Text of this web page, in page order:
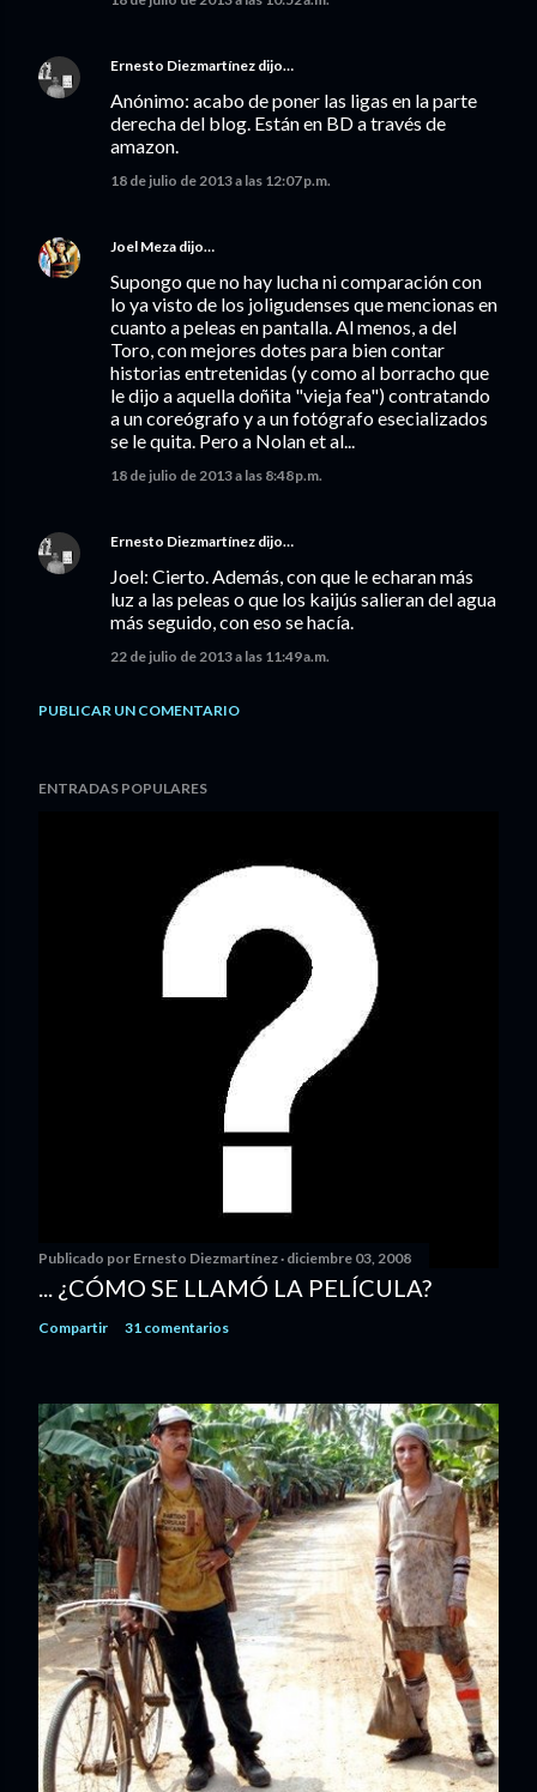
Ernesto Diezmartínez dijo…
Anónimo: acabo de poner las ligas en la parte
derecha del blog. Están en BD a través de
amazon.
18 de julio de 2013 a las 12:07 p.m.
Joel Meza dijo…
Supongo que no hay lucha ni comparación con
lo ya visto de los joligudenses que mencionas en
cuanto a peleas en pantalla. Al menos, a del
Toro, con mejores dotes para bien contar
historias entretenidas (y como al borracho que
le dijo a aquella doñita "vieja fea") contratando
a un coreógrafo y a un fotógrafo esecializados
se le quita. Pero a Nolan et al...
18 de julio de 2013 a las 8:48 p.m.
Ernesto Diezmartínez dijo…
Joel: Cierto. Además, con que le echaran más
luz a las peleas o que los kaijús salieran del agua
más seguido, con eso se hacía.
22 de julio de 2013 a las 11:49 a.m.
PUBLICAR UN COMENTARIO
ENTRADAS POPULARES
Publicado por Ernesto Diezmartínez diciembre 03, 2008
... ¿CÓMO SE LLAMÓ LA PELÍCULA?
Compartir 31 comentarios